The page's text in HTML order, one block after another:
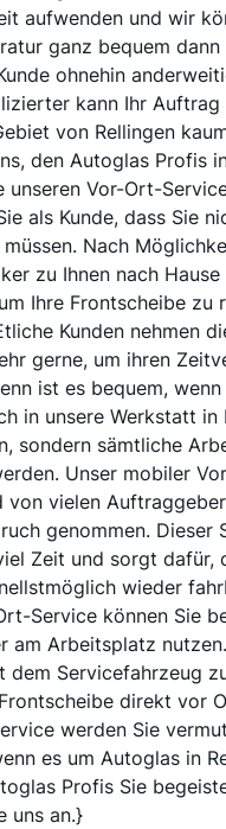
aufwenden und wir
ganz bequem
ohnehin
kann Ihr Auftrag
von Rellingen
den Autoglas Profis
unseren Vor-Ort-
als Kunde, dass Sie
Nach
zu Ihnen nach
Ihre Frontscheibe zu
Kunden nehmen
gerne, um ihren
ist es bequem, wenn
in unsere Werkstatt in
sondern sämtliche
Unser mobiler
von vielen
genommen. Dieser
Zeit und sorgt dafür,
wieder
Service können Sie
am Arbeitsplatz
dem Servicefahrzeug
direkt vor
werden Sie
es um Autoglas in
Profis Sie
uns an.}